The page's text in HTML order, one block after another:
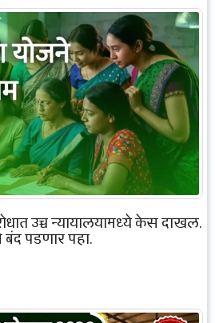
उच्च न्यायालयामध्ये केस दाखल.
पडणार पहा.